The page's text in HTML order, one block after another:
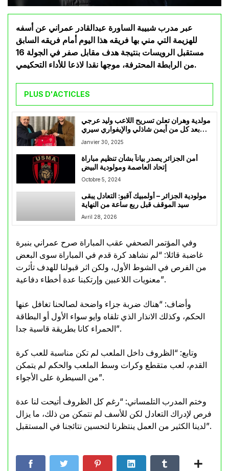
عبر مدرب شبيبة الساورة عبدالقادر عمراني عن أسفه
للهزيمة التي مني بها فريقه هذا اليوم أمام فريقه السابق
مستقبل الرويسات بنتيجة هدف مقابل صفر في الجولة 16
من الرابطة المحترفة، موجها نقدا لاذعا للأداء التحكيمي.
PLUS D'ACTICLES
مولدية وهران تعلن تسريح اللاعب وليد عرجي
بعد كل من أيمن شاذلي والإيفواري سيري
جنوليبا
Janvier 30, 2025
أمن الجزائر يصدر بياناً بشأن تنظيم مباراة
إتحاد العاصمة ومولودية البيض
Octobre 5, 2024
مولودية الجزائر – أولمبيك آقبو: التعادل يبقى
سيد الموقف قبل ربع ساعة من النهاية
Avril 28, 2026
وفي المؤتمر الصحفي عقب المباراة صرح عمراني بنبرة
غاضبة قائلا: “لم نشاهد كرة قدم في المباراة سوى البعض
من الفرص في الشوط الأول، ولكن اثر قبولنا للهدف تأثرت
معنويات اللاعبين وإرتكبنا عدة أخطاء دفاعية”.
وأضاف: “هناك ضربة جزاء واضحة لصالحنا تغافل عنها
الحكم، وكذلك الانذار الذي تلقاه وايو سواء الأول أو البطاقة
الحمراء كانا بطريقة قاسية جدا”.
وتابع: “الظروف داخل الملعب لم تكن مناسبة للعب كرة
القدم، لعب متقطع وكرات وسط الملعب والحكم لم يتمكن
من السيطرة على الأجواء”.
وختم المدرب التلمساني: “رغم كل الظروف أتيحت لنا عدة
فرص لإدراك التعادل لكن للأسف لم نتمكن من ذلك، ما يزال
لدينا الكثير من العمل ينتظرنا لتحسين نتائجنا في المستقبل”.